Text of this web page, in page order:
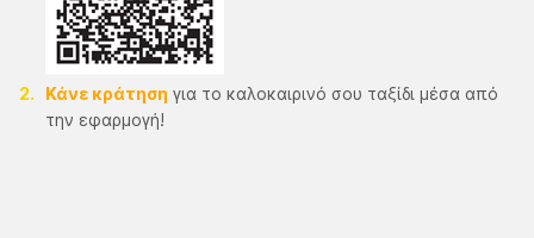
Κάνε κράτηση για το καλοκαιρινό σου ταξίδι μέσα από
την εφαρμογή!